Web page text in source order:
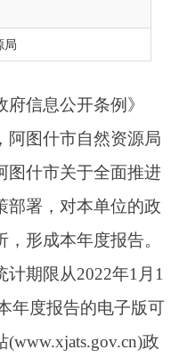
局
关于全面推进
对本单位的政
从2022年1月1
政
告有疑义，请
地址：新疆阿
邮编：0908-
开为原则，不
面、真实、及